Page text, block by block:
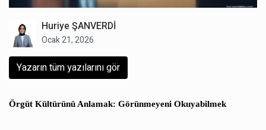
Huriye ŞANVERDİ
Ocak 21, 2026
Yazarın tüm yazılarını gör
Örgüt Kültürünü Anlamak: Görünmeyeni Okuyabilmek